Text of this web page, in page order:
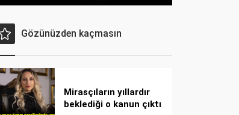
Gözünüzden kaçmasın
Mirasçıların yıllardır
beklediği o kanun çıktı